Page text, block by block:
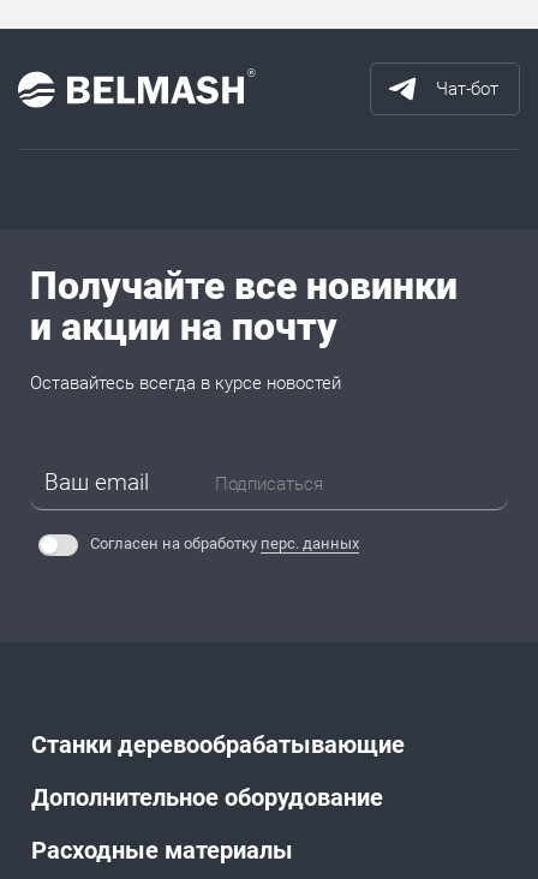
Чат-бот
Станки деревообрабатывающие
Дополнительное оборудование
Расходные материалы
Получайте все новинки
и акции на почту
Оставайтесь всегда в курсе новостей
Подписаться
Согласен на обработку перс. данных